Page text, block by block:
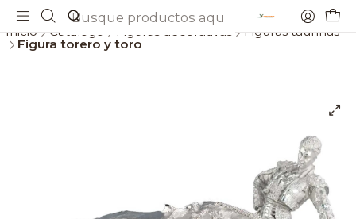
Inicio Catálogo
Figuras taurinas
Figura torero y toro